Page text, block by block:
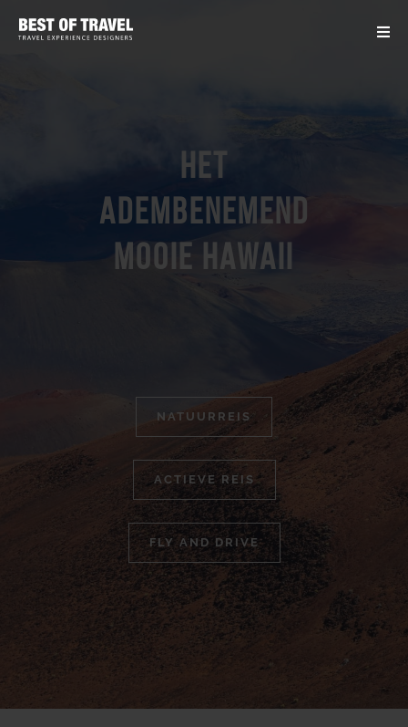
Het
adembenemend
mooie Hawaii
NATUURREIS
ACTIEVE REIS
FLY AND DRIVE